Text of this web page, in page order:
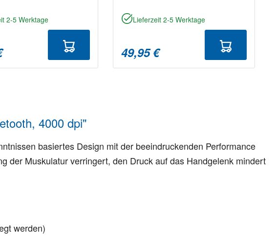
2-5 Werktage Lieferzeit 2-5 Werktage
49,95 €
4000 dpi"
basiertes Design mit der beeindruckenden Performance
der Muskulatur verringert, den Druck auf das Handgelenk mindert
werden)